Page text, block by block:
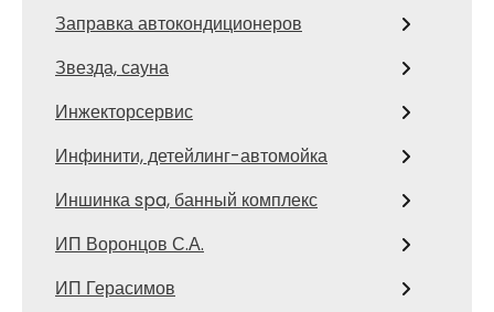
Заправка автокондиционеров
Звезда, сауна
Инжекторсервис
Инфинити, детейлинг-автомойка
Иншинка spa, банный комплекс
ИП Воронцов С.А.
ИП Герасимов